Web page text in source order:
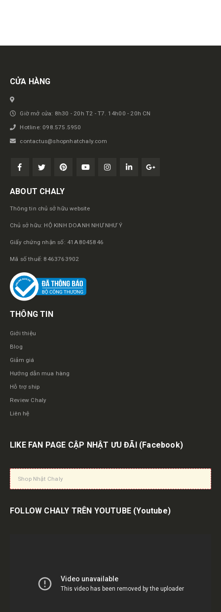
Get in touch
CỬA HÀNG
Giờ mở cửa: 8h30 - 20h T2 - T7. 14h00 - 20h CN
Hotline: 098.575.5950
contactus@shopnhatchaly.com
ABOUT CHALY
Thông tin chủ sở hữu website
Chủ sở hữu: HỘ KINH DOANH NHƯ NHƯ Ý
Giấy chứng nhận số: 41A8045846
Mã số thuế: 8463763902
THÔNG TIN
Giới thiệu
Blog
Giảm giá
Hướng dẫn mua hàng
Hỗ trợ ship
Review Chaly
Liên hệ
LIKE FAN PAGE CẬP NHẬT ƯU ĐÃI (Facebook)
Shop Nhật Chaly
FOLLOW CHALY TRÊN YOUTUBE (Youtube)